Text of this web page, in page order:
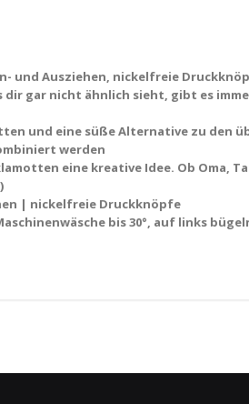
und Ausziehen, nickelfreie
gar nicht ähnlich sieht, gibt es
und eine süße Alternative zu den
werden
eine kreative Idee. Ob Oma,
| nickelfreie Druckknöpfe
bis 30°, auf links